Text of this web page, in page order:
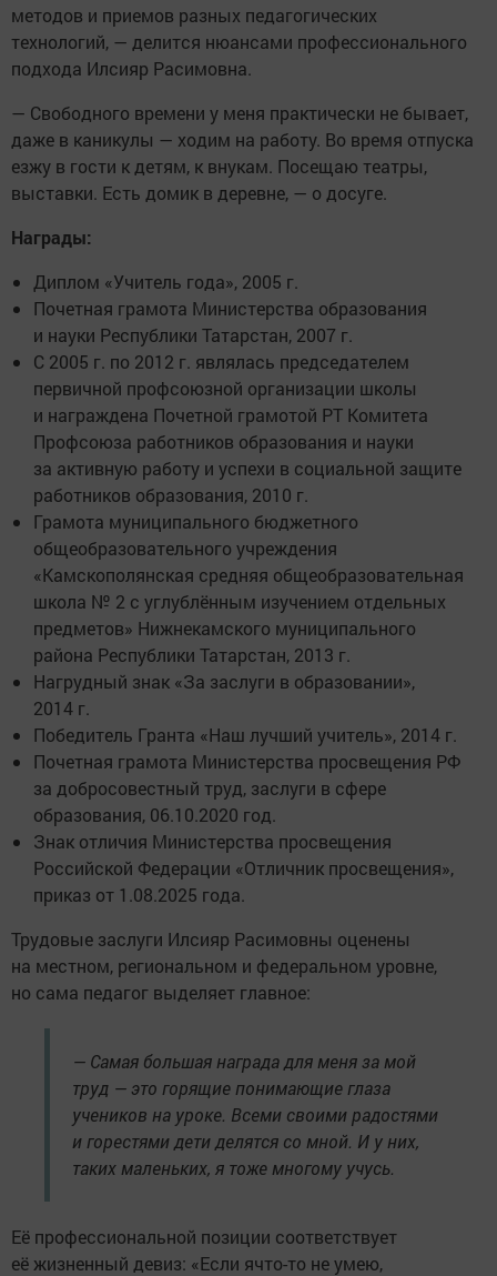
методов и приемов разных педагогических
технологий, — делится нюансами профессионального
подхода Илсияр Расимовна.
— Свободного времени у меня практически не бывает,
даже в каникулы — ходим на работу. Во время отпуска
езжу в гости к детям, к внукам. Посещаю театры,
выставки. Есть домик в деревне, — о досуге.
Награды:
Диплом «Учитель года», 2005 г.
Почетная грамота Министерства образования
и науки Республики Татарстан, 2007 г.
С 2005 г. по 2012 г. являлась председателем
первичной профсоюзной организации школы
и награждена Почетной грамотой РТ Комитета
Профсоюза работников образования и науки
за активную работу и успехи в социальной защите
работников образования, 2010 г.
Грамота муниципального бюджетного
общеобразовательного учреждения
«Камскополянская средняя общеобразовательная
школа № 2 с углублённым изучением отдельных
предметов» Нижнекамского муниципального
района Республики Татарстан, 2013 г.
Нагрудный знак «За заслуги в образовании»,
2014 г.
Победитель Гранта «Наш лучший учитель», 2014 г.
Почетная грамота Министерства просвещения РФ
за добросовестный труд, заслуги в сфере
образования, 06.10.2020 год.
Знак отличия Министерства просвещения
Российской Федерации «Отличник просвещения»,
приказ от 1.08.2025 года.
Трудовые заслуги Илсияр Расимовны оценены
на местном, региональном и федеральном уровне,
но сама педагог выделяет главное:
— Самая большая награда для меня за мой
труд — это горящие понимающие глаза
учеников на уроке. Всеми своими радостями
и горестями дети делятся со мной. И у них,
таких маленьких, я тоже многому учусь.
Её профессиональной позиции соответствует
её жизненный девиз: «Если ячто-то не умею,